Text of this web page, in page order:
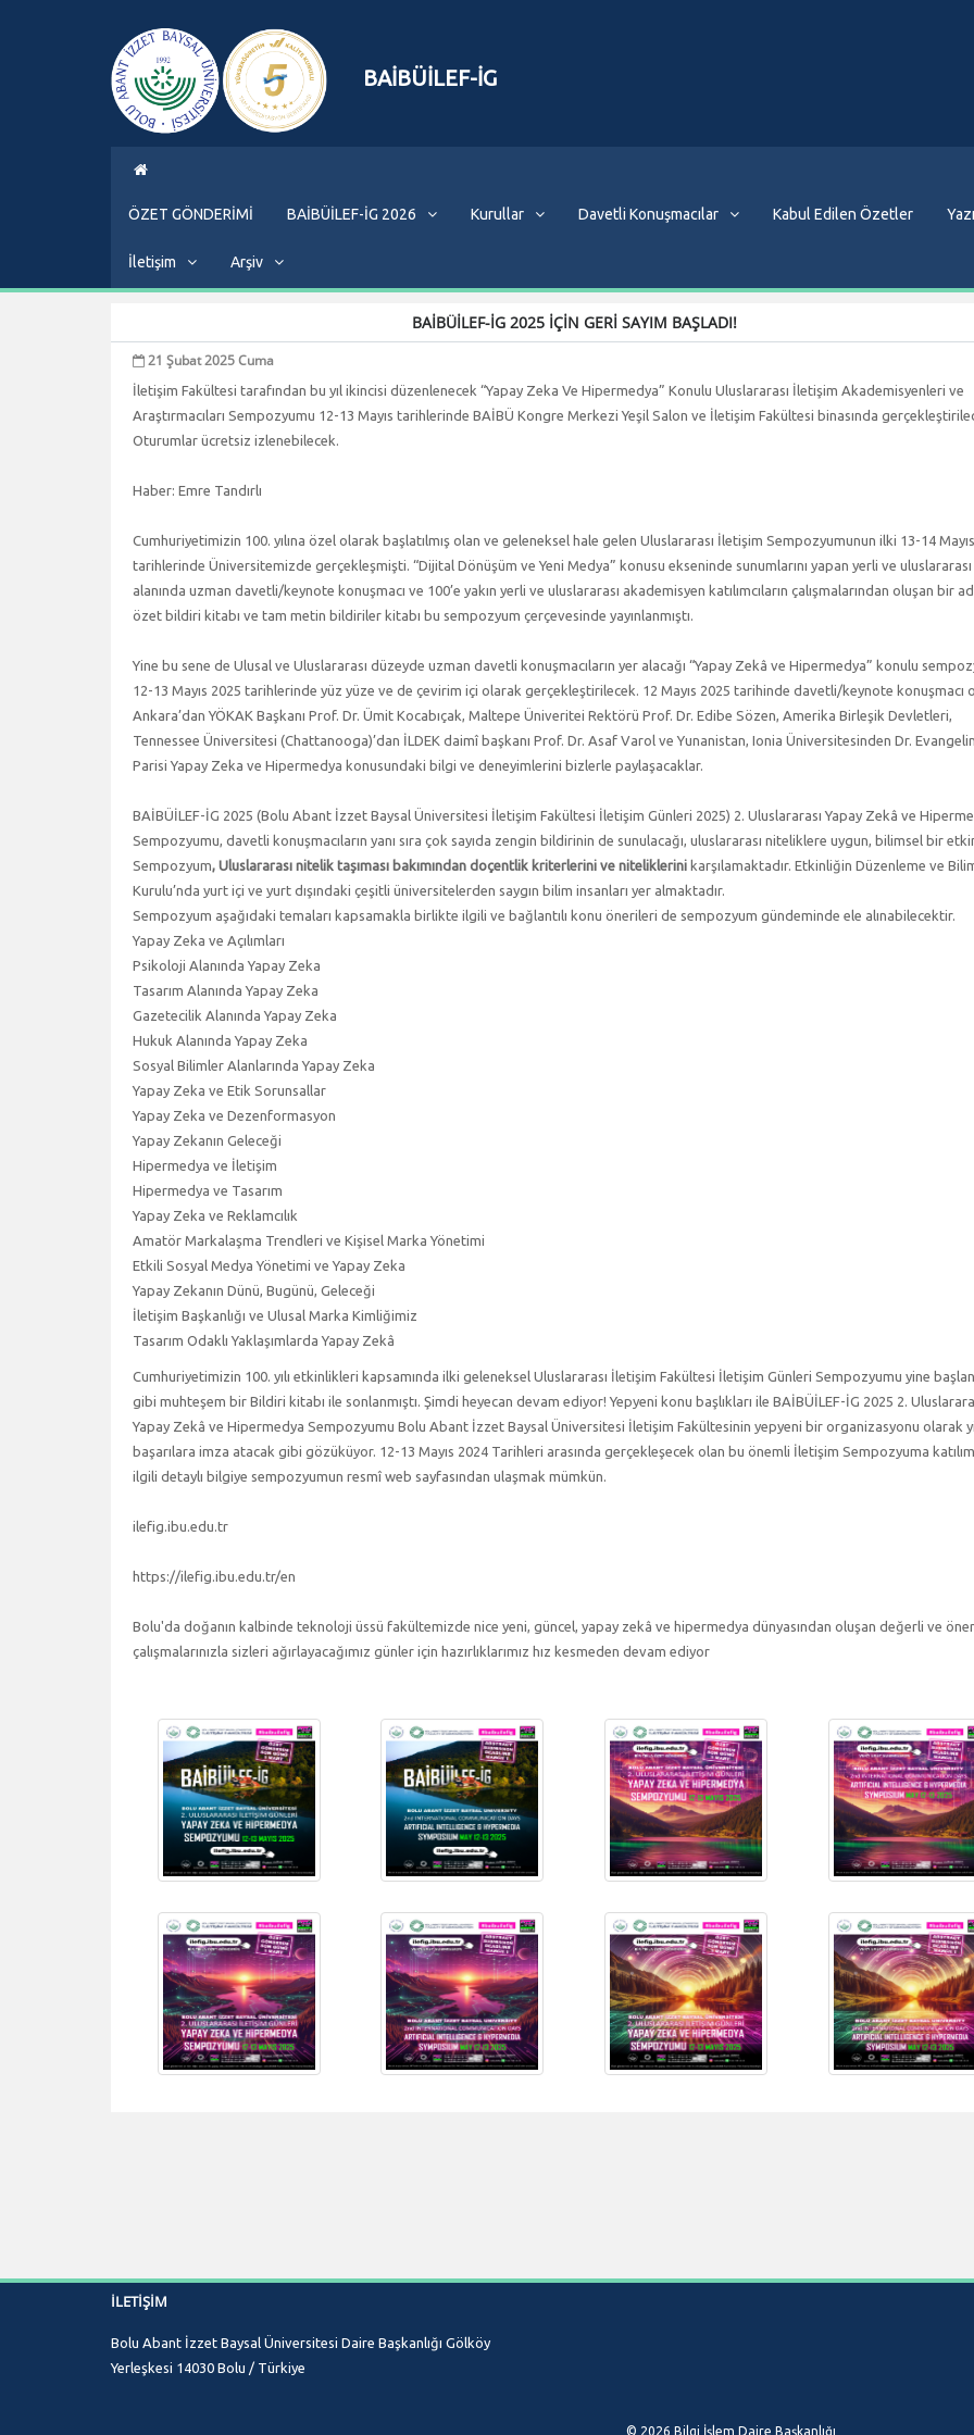
BAİBÜİLEF-İG
ÖZET GÖNDERİMİ BAİBÜİLEF-İG 2026 Kurullar Davetli Konuşmacılar Kabul Edilen Özetler
İletişim Arşiv
BAİBÜİLEF-İG 2025 İÇİN GERİ SAYIM BAŞLADI!
21 Şubat 2025 Cuma
İletişim Fakültesi tarafından bu yıl ikincisi düzenlenecek “Yapay Zeka Ve Hipermedya” Konulu Uluslararası İletişim Akademisyenleri ve
Araştırmacıları Sempozyumu 12-13 Mayıs tarihlerinde BAİBÜ Kongre Merkezi Yeşil Salon ve İletişim Fakültesi binasında
Oturumlar ücretsiz izlenebilecek.
Haber: Emre Tandırlı
Cumhuriyetimizin 100. yılına özel olarak başlatılmış olan ve geleneksel hale gelen Uluslararası İletişim Sempozyumunun ilki 13-14
tarihlerinde Üniversitemizde gerçekleşmişti. “Dijital Dönüşüm ve Yeni Medya” konusu ekseninde sunumlarını yapan yerli ve uluslararası
alanında uzman davetli/keynote konuşmacı ve 100’e yakın yerli ve uluslararası akademisyen katılımcıların çalışmalarından oluşan bir
özet bildiri kitabı ve tam metin bildiriler kitabı bu sempozyum çerçevesinde yayınlanmıştı.
Yine bu sene de Ulusal ve Uluslararası düzeyde uzman davetli konuşmacıların yer alacağı “Yapay Zekâ ve Hipermedya” konulu
12-13 Mayıs 2025 tarihlerinde yüz yüze ve de çevirim içi olarak gerçekleştirilecek. 12 Mayıs 2025 tarihinde davetli/keynote konuşmacı
Ankara’dan YÖKAK Başkanı Prof. Dr. Ümit Kocabıçak, Maltepe Üniveritei Rektörü Prof. Dr. Edibe Sözen, Amerika Birleşik Devletleri,
Tennessee Üniversitesi (Chattanooga)’dan İLDEK daimî başkanı Prof. Dr. Asaf Varol ve Yunanistan, Ionia Üniversitesinden Dr.
Parisi Yapay Zeka ve Hipermedya konusundaki bilgi ve deneyimlerini bizlerle paylaşacaklar.
BAİBÜİLEF-İG 2025 (Bolu Abant İzzet Baysal Üniversitesi İletişim Fakültesi İletişim Günleri 2025) 2. Uluslararası Yapay Zekâ ve
Sempozyumu, davetli konuşmacıların yanı sıra çok sayıda zengin bildirinin de sunulacağı, uluslararası niteliklere uygun, bilimsel bir
Sempozyum, Uluslararası nitelik taşıması bakımından doçentlik kriterlerini ve niteliklerini karşılamaktadır. Etkinliğin Düzenleme ve
Kurulu’nda yurt içi ve yurt dışındaki çeşitli üniversitelerden saygın bilim insanları yer almaktadır.
Sempozyum aşağıdaki temaları kapsamakla birlikte ilgili ve bağlantılı konu önerileri de sempozyum gündeminde ele alınabilecektir.
Yapay Zeka ve Açılımları
Psikoloji Alanında Yapay Zeka
Tasarım Alanında Yapay Zeka
Gazetecilik Alanında Yapay Zeka
Hukuk Alanında Yapay Zeka
Sosyal Bilimler Alanlarında Yapay Zeka
Yapay Zeka ve Etik Sorunsallar
Yapay Zeka ve Dezenformasyon
Yapay Zekanın Geleceği
Hipermedya ve İletişim
Hipermedya ve Tasarım
Yapay Zeka ve Reklamcılık
Amatör Markalaşma Trendleri ve Kişisel Marka Yönetimi
Etkili Sosyal Medya Yönetimi ve Yapay Zeka
Yapay Zekanın Dünü, Bugünü, Geleceği
İletişim Başkanlığı ve Ulusal Marka Kimliğimiz
Tasarım Odaklı Yaklaşımlarda Yapay Zekâ
Cumhuriyetimizin 100. yılı etkinlikleri kapsamında ilki geleneksel Uluslararası İletişim Fakültesi İletişim Günleri Sempozyumu yine
gibi muhteşem bir Bildiri kitabı ile sonlanmıştı. Şimdi heyecan devam ediyor! Yepyeni konu başlıkları ile BAİBÜİLEF-İG 2025 2.
Yapay Zekâ ve Hipermedya Sempozyumu Bolu Abant İzzet Baysal Üniversitesi İletişim Fakültesinin yepyeni bir organizasyonu olarak
başarılara imza atacak gibi gözüküyor. 12-13 Mayıs 2024 Tarihleri arasında gerçekleşecek olan bu önemli İletişim Sempozyuma
ilgili detaylı bilgiye sempozyumun resmî web sayfasından ulaşmak mümkün.
ilefig.ibu.edu.tr
https://ilefig.ibu.edu.tr/en
Bolu'da doğanın kalbinde teknoloji üssü fakültemizde nice yeni, güncel, yapay zekâ ve hipermedya dünyasından oluşan değerli ve
çalışmalarınızla sizleri ağırlayacağımız günler için hazırlıklarımız hız kesmeden devam ediyor
İLETIŞIM
Bolu Abant İzzet Baysal Üniversitesi Daire Başkanlığı Gölköy
Yerleşkesi 14030 Bolu / Türkiye
© 2026 Bilgi İşlem Daire Başkanlığı